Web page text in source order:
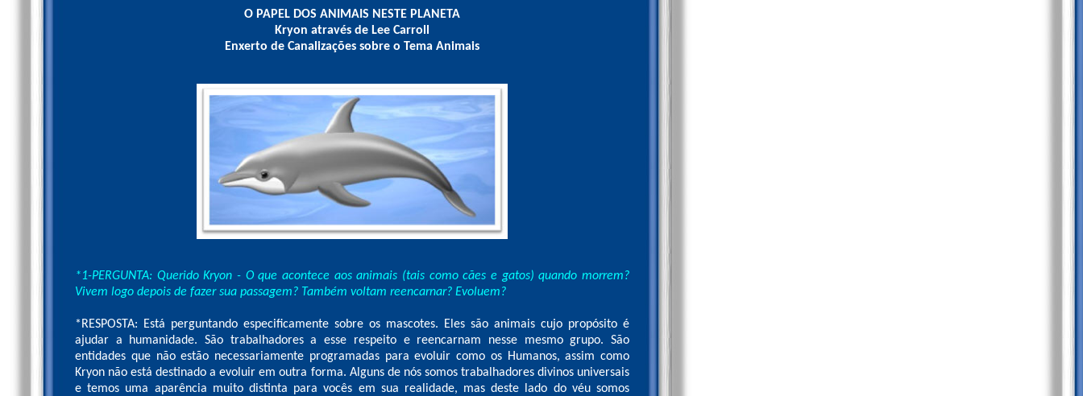
O PAPEL DOS ANIMAIS NESTE PLANETA
Kryon através de Lee Carroll
Enxerto de Canalizações sobre o Tema Animais
*1-PERGUNTA: Querido Kryon - O que acontece aos animais (tais como cães e gatos) quando morrem?
Vivem logo depois de fazer sua passagem? Também voltam reencarnar? Evoluem?
*RESPOSTA: Está perguntando especificamente sobre os mascotes. Eles são animais cujo propósito é
ajudar a humanidade. São trabalhadores a esse respeito e reencarnam nesse mesmo grupo. São
entidades que não estão necessariamente programadas para evoluir como os Humanos, assim como
Kryon não está destinado a evoluir em outra forma. Alguns de nós somos trabalhadores divinos universais
e temos uma aparência muito distinta para vocês em sua realidade, mas deste lado do véu somos